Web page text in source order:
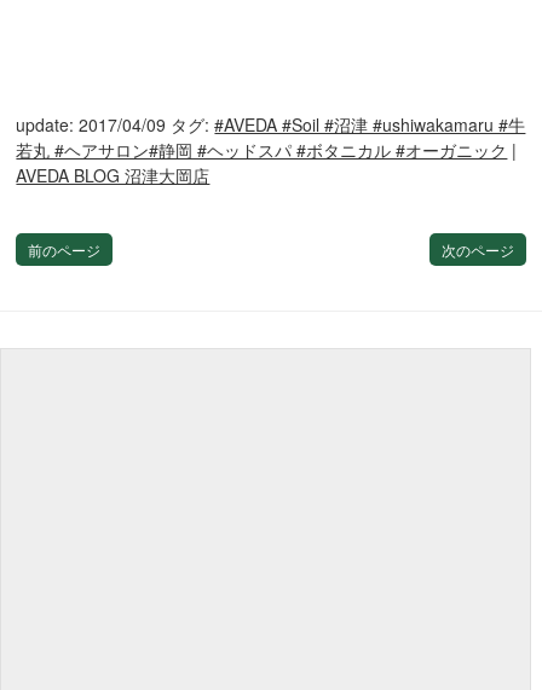
update: 2017/04/09 タグ:#AVEDA #Soil #沼津 #ushiwakamaru #牛
若丸 #ヘアサロン#静岡 #ヘッドスパ #ボタニカル #オーガニック |
AVEDA BLOG 沼津大岡店
前のページ 次のページ